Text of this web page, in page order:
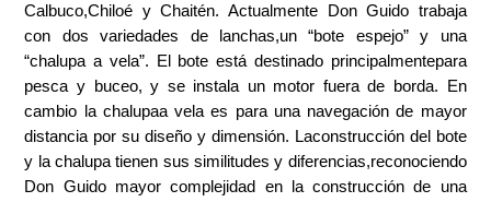
Calbuco,Chiloé y Chaitén. Actualmente Don Guido trabaja
con dos variedades de lanchas,un “bote espejo” y una
“chalupa a vela”. El bote está destinado principalmentepara
pesca y buceo, y se instala un motor fuera de borda. En
cambio la chalupaa vela es para una navegación de mayor
distancia por su diseño y dimensión. Laconstrucción del bote
y la chalupa tienen sus similitudes y diferencias,reconociendo
Don Guido mayor complejidad en la construcción de una